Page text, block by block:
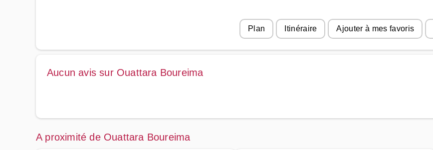
Plan Itinéraire Ajouter à mes favoris
Aucun avis sur Ouattara Boureima
A proximité de Ouattara Boureima